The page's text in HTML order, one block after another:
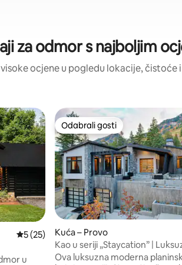
za odmor s najboljim
ocjene u pogledu lokacije, čistoće
„Odabrali gosti”
Prosječna ocjena: 5/5, recenzija: 25
5 (25)
u
Odabrali gosti
Odabrali gosti
Kuća – Provo
Kao u seriji „Staycation” |
planinska oaza
Ova luksuzna moderna